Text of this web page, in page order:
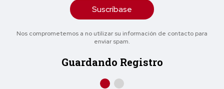
Suscríbase
Nos comprometemos a no utilizar su información de contacto para
enviar spam.
Guardando Registro